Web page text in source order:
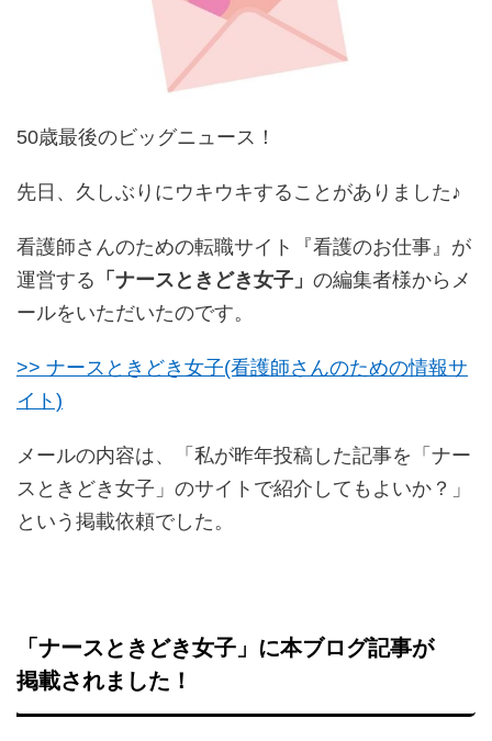
50歳最後のビッグニュース！
先日、久しぶりにウキウキすることがありました♪
看護師さんのための転職サイト『看護のお仕事』が
運営する 「ナースときどき女子」 の編集者様からメ
ールをいただいたのです。
>> ナースときどき女子(看護師さんのための情報サ
イト)
メールの内容は、「私が昨年投稿した記事を「ナー
スときどき女子」のサイトで紹介してもよいか？」
という掲載依頼でした。
「ナースときどき女子」に本ブログ記事が
掲載されました！